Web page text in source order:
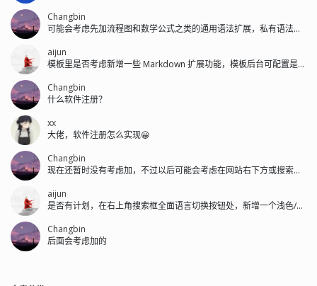
Changbin
可能会考虑先加流程图和数学公式之类的通用语法扩展，私有语法后面再加。
aijun
模板里是否考虑新增一些 Markdown 扩展功能，模板后台可配置是否开启...
Changbin
什么软件注册？
xx
大佬，软件注册怎么实现😀
Changbin
现在还暂时没有考虑加，不过以后可能会考虑在网站右下方或搜索框左侧加。
aijun
是否有计划，在右上角搜索框全面语言切换按钮处，新增一个浅色/深色的切换按钮。
Changbin
后面会考虑加的